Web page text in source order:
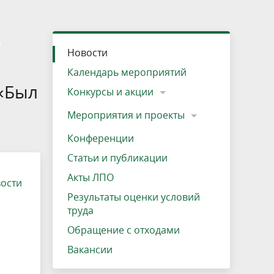
Озеро Плещеево
Вакансии
Экологические тропы и туристские
маршруты
Прокат велосипедов
Адрес, телефон, схема проезда
Результаты оценки условий труда
Интерактивная карта
Кадастр объектов животного мира, не
отнесенных к объектам охоты
Новости
Календарь мероприятий
Конкурсы и акции
Мероприятия и проекты
Конференции
Статьи и публикации
Акты ЛПО
Результаты оценки условий
труда
Обращение с отходами
Вакансии